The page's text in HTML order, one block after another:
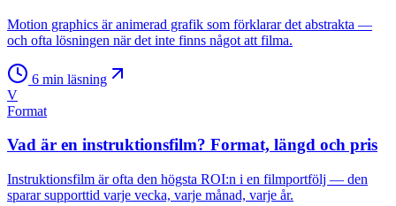
Motion graphics är animerad grafik som förklarar det abstrakta —
och ofta lösningen när det inte finns något att filma.
6 min läsning
V
Format
Vad är en instruktionsfilm? Format, längd och pris
Instruktionsfilm är ofta den högsta ROI:n i en filmportfölj — den
sparar supporttid varje vecka, varje månad, varje år.